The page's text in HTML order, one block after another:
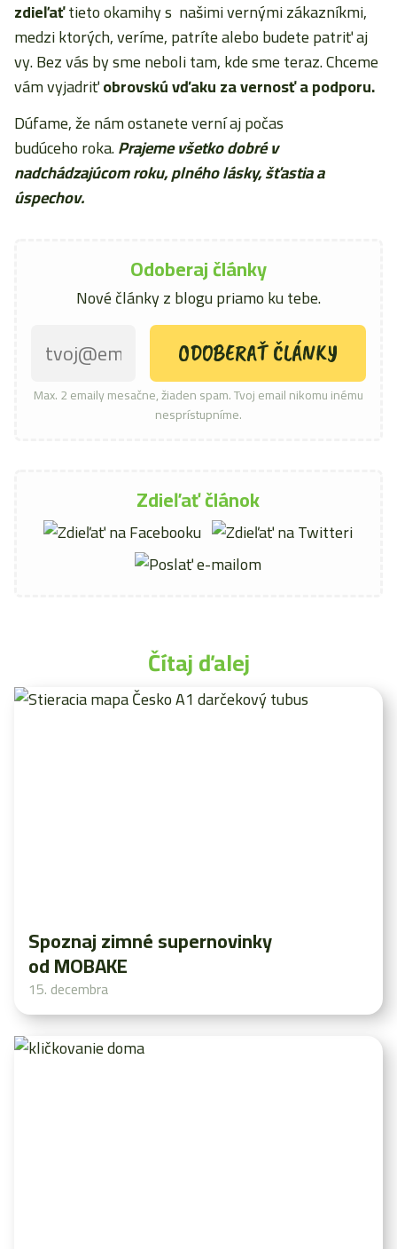
zdieľaťtieto okamihy s našimi vernými zákazníkmi,
medzi ktorých, veríme, patríte alebo budete patriť aj
vy. Bez vás by sme neboli tam, kde sme teraz. Chceme
vám vyjadriťobrovskú vďaku za vernosť a podporu.
Dúfame, že nám ostanete verní aj počas
budúceho roka.Prajeme všetko dobré v
nadchádzajúcom roku, plného lásky, šťastia a
úspechov.
Odoberaj články
Nové články z blogu priamo ku tebe.
Max. 2 emaily mesačne, žiaden spam. Tvoj email nikomu inému
nesprístupníme.
Zdieľať článok
Čítaj ďalej
Spoznaj zimné supernovinky
od MOBAKE
15. decembra